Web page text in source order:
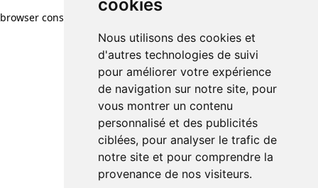
cookies
Nous utilisons des cookies et
d'autres technologies de suivi
pour améliorer votre expérience
de navigation sur notre site, pour
vous montrer un contenu
personnalisé et des publicités
ciblées, pour analyser le trafic de
notre site et pour comprendre la
provenance de nos visiteurs.
browser console for more information)